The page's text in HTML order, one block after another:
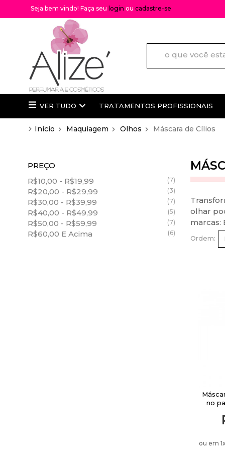
Seja bem vindo! Faça seu login ou cadastre-se
VER TUDO
Difusores de ambiente
Cuidados com os Lábios
Químicas
Lançamentos
Mais Vendidos
Maquiagem
TRATAMENTOS PROFISSIONAIS
TRATAMENTOS
Início
/ Maquiagem
/ Olhos
/ Máscara de Cílios
PREÇO
R$10,00 - R$19,99 (7)
R$20,00 - R$29,99 (3)
R$30,00 - R$39,99 (7)
R$40,00 - R$49,99 (5)
R$50,00 - R$59,99 (7)
R$60,00 E Acima (6)
olhar
marcas:
Ordem
no
ou em 1